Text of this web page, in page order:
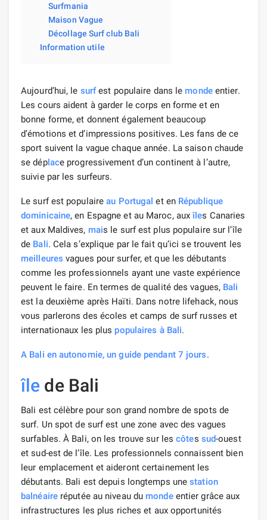
Surfmania
Maison Vague
Décollage Surf club Bali
Information utile
Aujourd’hui, le surfest populaire dans le mondeentier.
Les cours aident à garder le corps en forme et en
bonne forme, et donnent également beaucoup
d’émotions et d’impressions positives. Les fans de ce
sport suivent la vague chaque année. La saison chaude
se déplace progressivement d’un continent à l’autre,
suivie par les surfeurs.
Le surf est populaireau Portugal et en République
dominicaine, en Espagne et au Maroc, auxîles Canaries
et aux Maldives, mais le surf est plus populaire sur l’île
de Bali. Cela s’explique par le fait qu’ici se trouvent les
meilleures vagues pour surfer, et que les débutants
comme les professionnels ayant une vaste expérience
peuvent le faire. En termes de qualité des vagues, Bali
est la deuxième après Haïti. Dans notre lifehack, nous
vous parlerons des écoles et camps de surf russes et
internationaux les plus populaires à Bali.
A Bali en autonomie, un guide pendant 7 jours.
île de Bali
Bali est célèbre pour son grand nombre de spots de
surf. Un spot de surf est une zone avec des vagues
surfables. À Bali, on les trouve sur lescôtes sud-ouest
et sud-est de l’île. Les professionnels connaissent bien
leur emplacement et aideront certainement les
débutants. Bali est depuis longtemps unestation
balnéaireréputée au niveau du mondeentier grâce aux
infrastructures les plus riches et aux opportunités